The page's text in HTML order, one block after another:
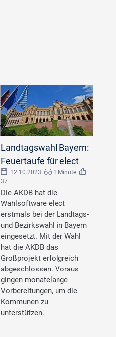
Landtagswahl Bayern:
Feuertaufe für elect
12.10.2023
1 Minute
37
Die AKDB hat die
Wahlsoftware elect
erstmals bei der Landtags-
und Bezirkswahl in Bayern
eingesetzt. Mit der Wahl
hat die AKDB das
Großprojekt erfolgreich
abgeschlossen. Voraus
gingen monatelange
Vorbereitungen, um die
Kommunen zu
unterstützen.